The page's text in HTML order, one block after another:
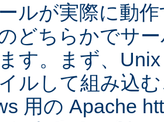
ルが実際に動
どちらかでサ
す。まず、
ルして組み込
用の Apache